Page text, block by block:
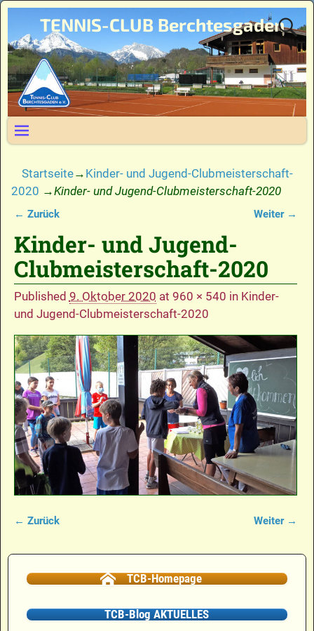
TENNIS-CLUB Berchtesgaden
Startseite→ Kinder- und Jugend-Clubmeisterschaft-
2020 →Kinder- und Jugend-Clubmeisterschaft-2020
← Zurück Weiter →
Kinder- und Jugend-
Clubmeisterschaft-2020
Published 9. Oktober 2020 at 960 × 540 in Kinder-
und Jugend-Clubmeisterschaft-2020
← Zurück Weiter →
TCB-Homepage
TCB-Blog AKTUELLES